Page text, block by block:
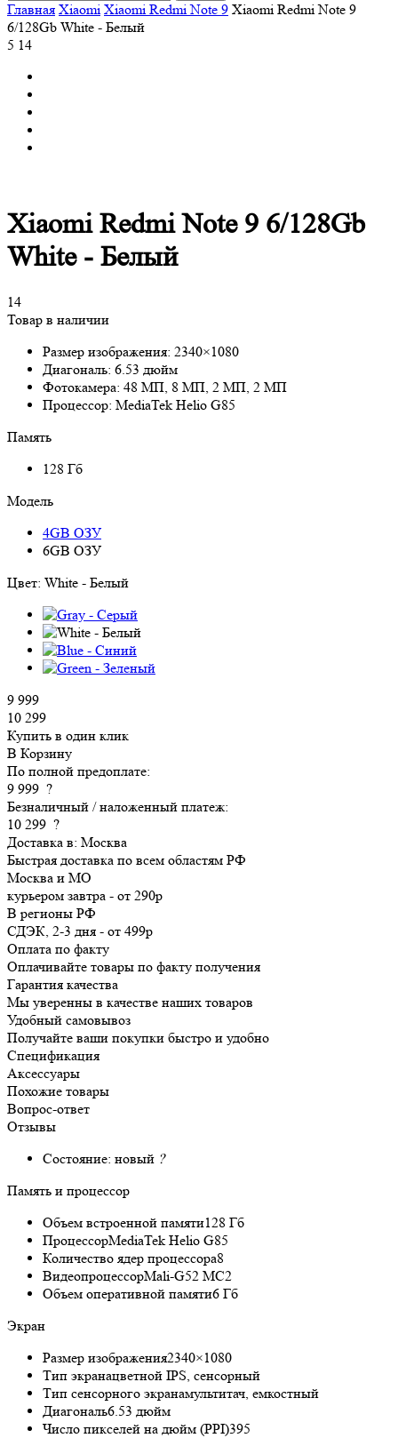
Главная Xiaomi Xiaomi Redmi Note 9 Xiaomi Redmi Note 9
6/128Gb White - Белый
5 14
Xiaomi Redmi Note 9 6/128Gb
White - Белый
14
Товар в наличии
Размер изображения: 2340×1080
Диагональ: 6.53 дюйм
Фотокамера: 48 МП, 8 МП, 2 МП, 2 МП
Процессор: MediaTek Helio G85
Память
128 Гб
Модель
4GB ОЗУ
6GB ОЗУ
Цвет: White - Белый
9 999
10 299
Купить в один клик
В Корзину
По полной предоплате:
9 999 ?
Безналичный / наложенный платеж:
10 299 ?
Доставка в: Москва
Быстрая доставка по всем областям РФ
Москва и МО
курьером завтра - от 290р
В регионы РФ
СДЭК, 2-3 дня - от 499р
Оплата по факту
Оплачивайте товары по факту получения
Гарантия качества
Мы уверенны в качестве наших товаров
Удобный самовывоз
Получайте ваши покупки быстро и удобно
Спецификация
Аксессуары
Похожие товары
Вопрос-ответ
Отзывы
Состояние: новый ?
Память и процессор
Объем встроенной памяти128 Гб
ПроцессорMediaTek Helio G85
Количество ядер процессора8
ВидеопроцессорMali-G52 MC2
Объем оперативной памяти6 Гб
Экран
Размер изображения2340×1080
Тип экранацветной IPS, сенсорный
Тип сенсорного экранамультитач, емкостный
Диагональ6.53 дюйм
Число пикселей на дюйм (PPI)395